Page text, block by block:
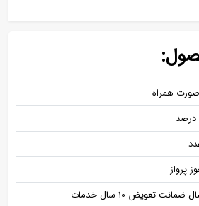
همراه
پرواز